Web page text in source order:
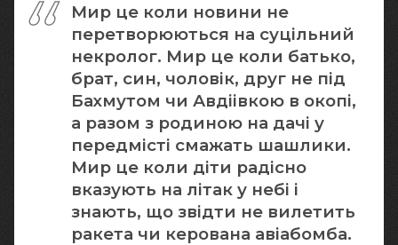
Мир це коли новини не
перетворюються на суцільний
некролог. Мир це коли батько,
брат, син, чоловік, друг не під
Бахмутом чи Авдіівкою в окопі,
а разом з родиною на дачі у
передмісті смажать шашлики.
Мир це коли діти радісно
вказують на літак у небі і
знають, що звідти не вилетить
ракета чи керована авіабомба.